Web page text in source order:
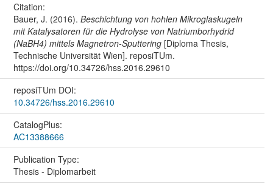
Citation:
Bauer, J. (2016). Beschichtung von hohlen Mikroglaskugeln
mit Katalysatoren für die Hydrolyse von Natriumborhydrid
(NaBH4) mittels Magnetron-Sputtering[Diploma Thesis,
Technische Universität Wien]. reposiTUm.
https://doi.org/10.34726/hss.2016.29610
reposiTUm DOI:
10.34726/hss.2016.29610
CatalogPlus:
AC13388666
Publication Type:
Thesis - Diplomarbeit